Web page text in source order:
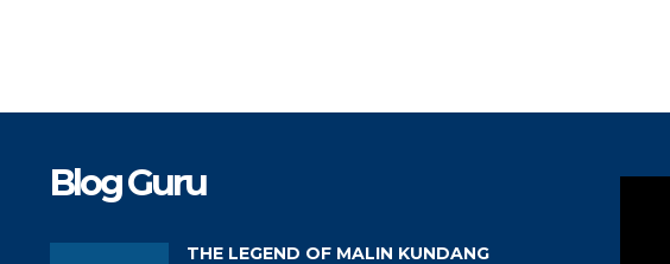
Blog Guru
THE LEGEND OF MALIN KUNDANG